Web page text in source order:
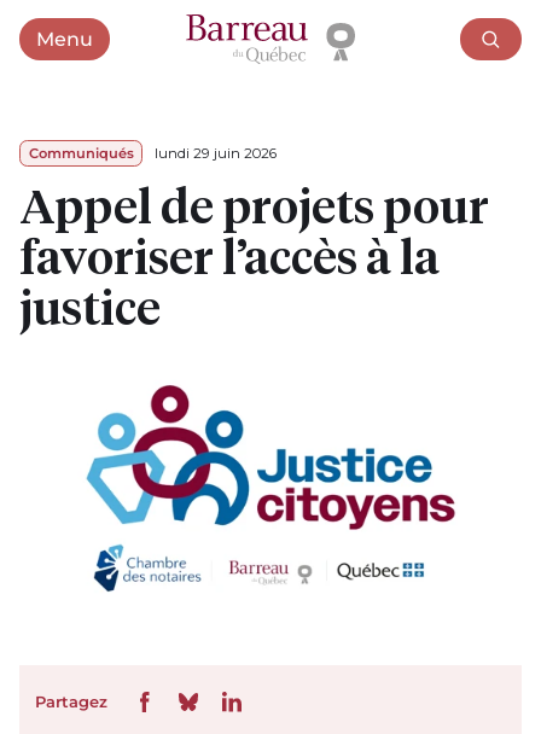
MenuOuvrir le menu
Communiqués lundi 29 juin 2026
Appel de projets pour
favoriser l’accès à la
justice
Partagez